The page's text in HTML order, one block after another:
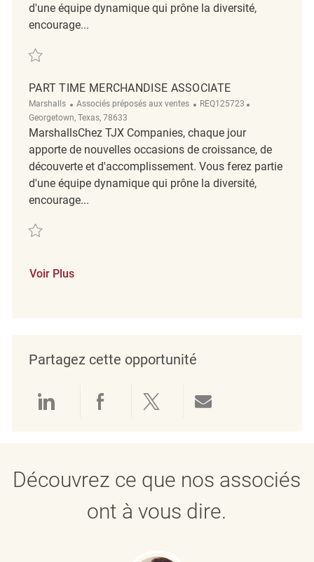
d'une équipe dynamique qui prône la diversité,
encourage...
Sauvegarder Part Time Merchandise Associate REQ137804
PART TIME MERCHANDISE ASSOCIATE
Marshalls Catégorie
Associés préposés aux ventes ReqId
REQ125723
Georgetown, Texas, 78633
MarshallsChez TJX Companies, chaque jour
apporte de nouvelles occasions de croissance, de
découverte et d'accomplissement. Vous ferez partie
d'une équipe dynamique qui prône la diversité,
encourage...
Sauvegarder Part Time Merchandise Associate REQ125723
Voir Plus
Partagez cette opportunité
Partager via LinkedIn
Partager via Facebook
Partager via twitter
Découvrez ce que nos associés
ont à vous dire.